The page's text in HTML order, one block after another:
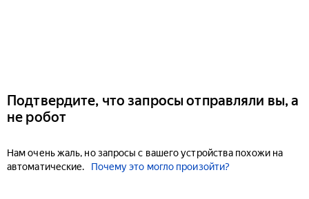
Подтвердите, что запросы отправляли вы, а
не робот
Нам очень жаль, но запросы с вашего устройства похожи на
автоматические.
Почему это могло произойти?